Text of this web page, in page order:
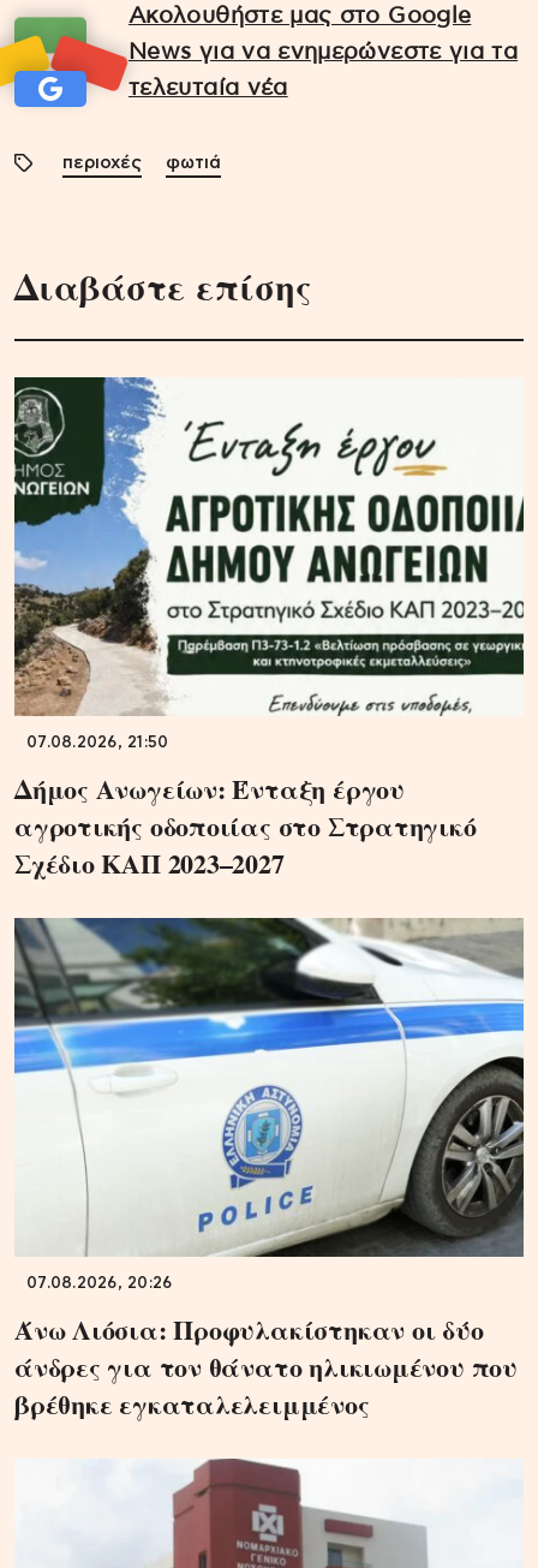
Ακολουθήστε μας στο Google
News για να ενημερώνεστε για τα
τελευταία νέα
περιοχές φωτιά
Διαβάστε επίσης
07.08.2026, 21:50
Δήμος Ανωγείων: Ένταξη έργου
αγροτικής οδοποιίας στο Στρατηγικό
Σχέδιο ΚΑΠ 2023–2027
07.08.2026, 20:26
Άνω Λιόσια: Προφυλακίστηκαν οι δύο
άνδρες για τον θάνατο ηλικιωμένου που
βρέθηκε εγκαταλελειμμένος